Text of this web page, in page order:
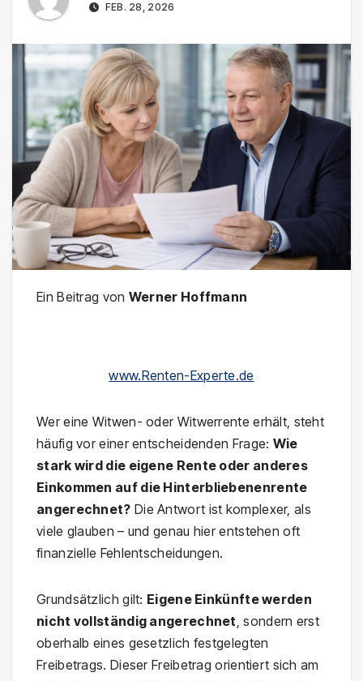
FEB. 28, 2026
Ein Beitrag von Werner Hoffmann
www.Renten-Experte.de
Wer eine Witwen- oder Witwerrente erhält, steht
häufig vor einer entscheidenden Frage: Wie
stark wird die eigene Rente oder anderes
Einkommen auf die Hinterbliebenenrente
angerechnet? Die Antwort ist komplexer, als
viele glauben – und genau hier entstehen oft
finanzielle Fehlentscheidungen.
Grundsätzlich gilt: Eigene Einkünfte werden
nicht vollständig angerechnet , sondern erst
oberhalb eines gesetzlich festgelegten
Freibetrags. Dieser Freibetrag orientiert sich am